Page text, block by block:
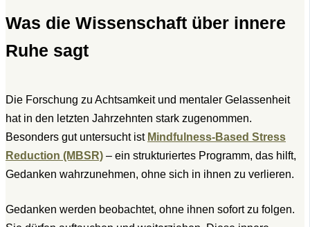
Was die Wissenschaft über innere
Ruhe sagt
Die Forschung zu Achtsamkeit und mentaler Gelassenheit
hat in den letzten Jahrzehnten stark zugenommen.
Besonders gut untersucht ist Mindfulness-Based Stress
Reduction (MBSR) – ein strukturiertes Programm, das hilft,
Gedanken wahrzunehmen, ohne sich in ihnen zu verlieren.
Gedanken werden beobachtet, ohne ihnen sofort zu folgen.